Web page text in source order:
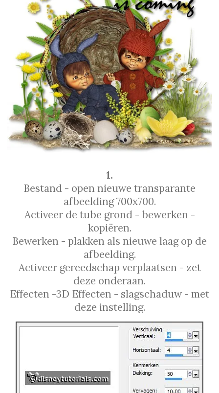
1.
Bestand - open nieuwe transparante
afbeelding 700x700.
Activeer de tube grond - bewerken -
kopiëren.
Bewerken - plakken als nieuwe laag op de
afbeelding.
Activeer gereedschap verplaatsen - zet
deze onderaan.
Effecten -3D Effecten - slagschaduw - met
deze instelling.